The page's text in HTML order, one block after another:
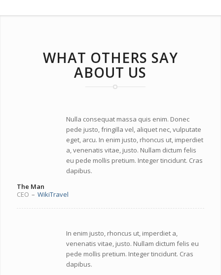
WHAT OTHERS SAY
ABOUT US
Nulla consequat massa quis enim. Donec
pede justo, fringilla vel, aliquet nec, vulputate
eget, arcu. In enim justo, rhoncus ut, imperdiet
a, venenatis vitae, justo. Nullam dictum felis
eu pede mollis pretium. Integer tincidunt. Cras
dapibus.
The Man
CEO – WikiTravel
In enim justo, rhoncus ut, imperdiet a,
venenatis vitae, justo. Nullam dictum felis eu
pede mollis pretium. Integer tincidunt. Cras
dapibus.